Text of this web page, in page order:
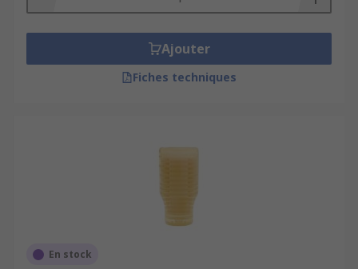
Ajouter
Fiches techniques
En stock